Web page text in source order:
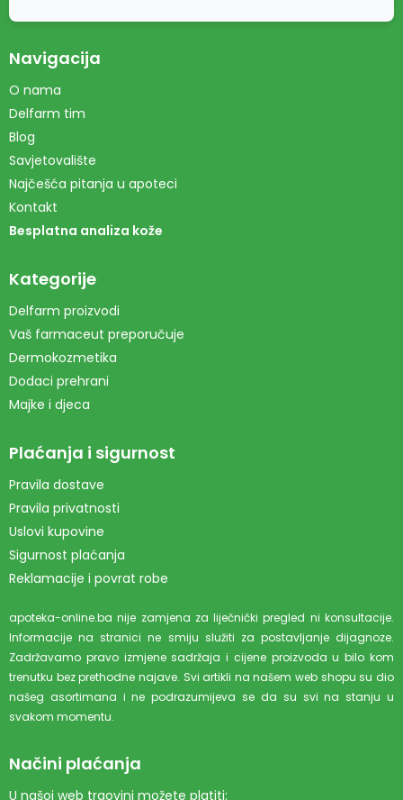
Navigacija
O nama
Delfarm tim
Blog
Savjetovalište
Najčešća pitanja u apoteci
Kontakt
Besplatna analiza kože
Kategorije
Delfarm proizvodi
Vaš farmaceut preporučuje
Dermokozmetika
Dodaci prehrani
Majke i djeca
Plaćanja i sigurnost
Pravila dostave
Pravila privatnosti
Uslovi kupovine
Sigurnost plaćanja
Reklamacije i povrat robe
apoteka-online.ba nije zamjena za liječnički pregled ni konsultacije.
Informacije na stranici ne smiju služiti za postavljanje dijagnoze.
Zadržavamo pravo izmjene sadržaja i cijene proizvoda u bilo kom
trenutku bez prethodne najave. Svi artikli na našem web shopu su dio
našeg asortimana i ne podrazumijeva se da su svi na stanju u
svakom momentu.
Načini plaćanja
U našoj web trgovini možete platiti: